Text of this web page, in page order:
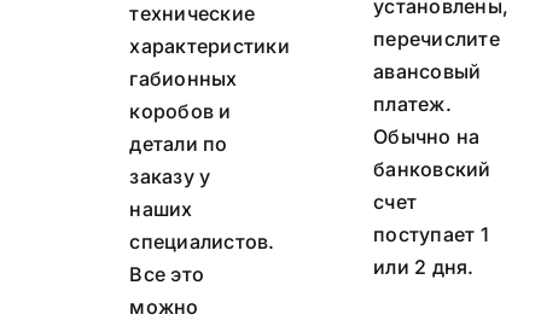
технические
характеристики
габионных
коробов и
детали по
заказу у
наших
специалистов.
Все это
можно
установлены,
перечислите
авансовый
платеж.
Обычно на
банковский
счет
поступает 1
или 2 дня.